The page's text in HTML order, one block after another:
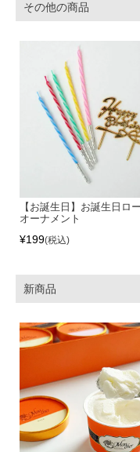
その他の商品
【お誕生日】お誕生日ロ
オーナメント
¥199 税込
新商品